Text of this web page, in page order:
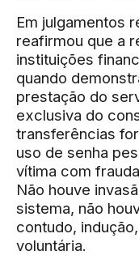
Em julgamentos
reafirmou que a
instituições
quando
prestação do
exclusiva do
transferências
uso de senha
vítima com
Não houve
sistema, não
contudo,
voluntária.